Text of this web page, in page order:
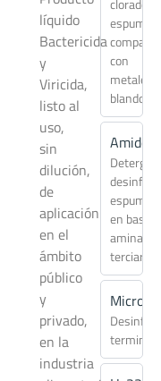
clorado
con
metales
blandos
Amidés
en base
aminas
terciarias
terminal
líquido
Bactericida
y
Viricida,
listo al
uso,
sin
dilución,
de
aplicación
en el
ámbito
público
y
privado,
en la
industria